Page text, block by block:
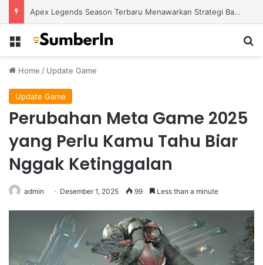
Apex Legends Season Terbaru Menawarkan Strategi Baru Melalui Kehadiran Legend Generasi Berikutnya
Menu
Home / Update Game
Update Game
Perubahan Meta Game 2025
yang Perlu Kamu Tahu Biar
Nggak Ketinggalan
admin Desember 1, 2025 99 Less than a minute